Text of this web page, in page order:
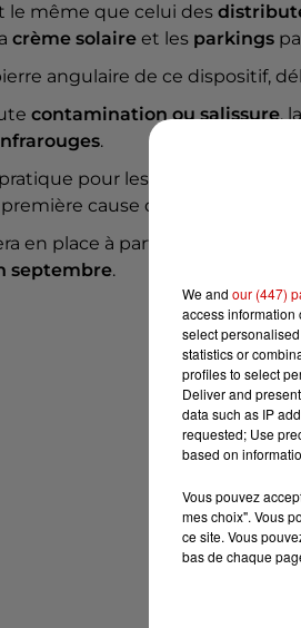
le même que celui des
crème solaire et les parkings
angulaire de ce dispositif,
contamination ou salissure,
.
pour les
cause de cancer de la
en place à partir du
septembre.
We and our (447)
access information
select
statistics or
profiles to select
Deliver and
data such as IP
requested; Use
based on
Vous pouvez
mes choix". Vous
ce site. Vous
bas de chaque